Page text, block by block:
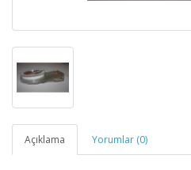
Açıklama Yorumlar (0)